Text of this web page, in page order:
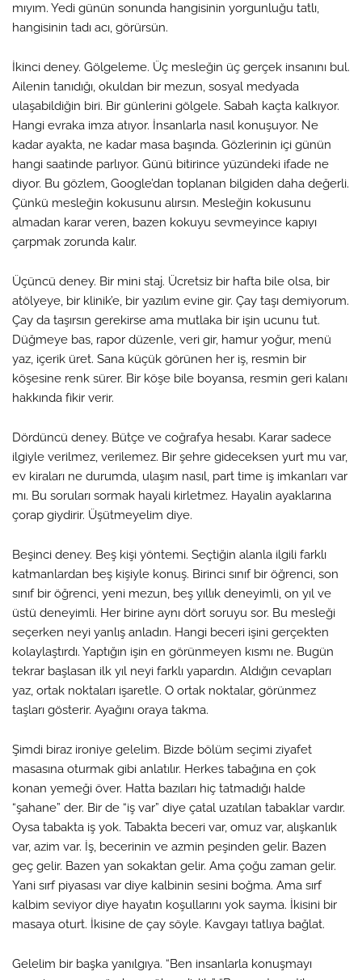
mıyım. Yedi günün sonunda hangisinin yorgunluğu tatlı,
hangisinin tadı acı, görürsün.
İkinci deney. Gölgeleme. Üç mesleğin üç gerçek insanını bul.
Ailenin tanıdığı, okuldan bir mezun, sosyal medyada
ulaşabildiğin biri. Bir günlerini gölgele. Sabah kaçta kalkıyor.
Hangi evraka imza atıyor. İnsanlarla nasıl konuşuyor. Ne
kadar ayakta, ne kadar masa başında. Gözlerinin içi günün
hangi saatinde parlıyor. Günü bitirince yüzündeki ifade ne
diyor. Bu gözlem, Google’dan toplanan bilgiden daha değerli.
Çünkü mesleğin kokusunu alırsın. Mesleğin kokusunu
almadan karar veren, bazen kokuyu sevmeyince kapıyı
çarpmak zorunda kalır.
Üçüncü deney. Bir mini staj. Ücretsiz bir hafta bile olsa, bir
atölyeye, bir klinik’e, bir yazılım evine gir. Çay taşı demiyorum.
Çay da taşırsın gerekirse ama mutlaka bir işin ucunu tut.
Düğmeye bas, rapor düzenle, veri gir, hamur yoğur, menü
yaz, içerik üret. Sana küçük görünen her iş, resmin bir
köşesine renk sürer. Bir köşe bile boyansa, resmin geri kalanı
hakkında fikir verir.
Dördüncü deney. Bütçe ve coğrafya hesabı. Karar sadece
ilgiyle verilmez, verilemez. Bir şehre gideceksen yurt mu var,
ev kiraları ne durumda, ulaşım nasıl, part time iş imkanları var
mı. Bu soruları sormak hayali kirletmez. Hayalin ayaklarına
çorap giydirir. Üşütmeyelim diye.
Beşinci deney. Beş kişi yöntemi. Seçtiğin alanla ilgili farklı
katmanlardan beş kişiyle konuş. Birinci sınıf bir öğrenci, son
sınıf bir öğrenci, yeni mezun, beş yıllık deneyimli, on yıl ve
üstü deneyimli. Her birine aynı dört soruyu sor. Bu mesleği
seçerken neyi yanlış anladın. Hangi beceri işini gerçekten
kolaylaştırdı. Yaptığın işin en görünmeyen kısmı ne. Bugün
tekrar başlasan ilk yıl neyi farklı yapardın. Aldığın cevapları
yaz, ortak noktaları işaretle. O ortak noktalar, görünmez
taşları gösterir. Ayağını oraya takma.
Şimdi biraz ironiye gelelim. Bizde bölüm seçimi ziyafet
masasına oturmak gibi anlatılır. Herkes tabağına en çok
konan yemeği över. Hatta bazıları hiç tatmadığı halde
“şahane” der. Bir de “iş var” diye çatal uzatılan tabaklar vardır.
Oysa tabakta iş yok. Tabakta beceri var, omuz var, alışkanlık
var, azim var. İş, becerinin ve azmin peşinden gelir. Bazen
geç gelir. Bazen yan sokaktan gelir. Ama çoğu zaman gelir.
Yani sırf piyasası var diye kalbinin sesini boğma. Ama sırf
kalbim seviyor diye hayatın koşullarını yok sayma. İkisini bir
masaya oturt. İkisine de çay söyle. Kavgayı tatlıya bağlat.
Gelelim bir başka yanılgıya. “Ben insanlarla konuşmayı